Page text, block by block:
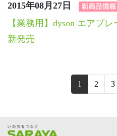
2015年08月27日
【業務用】dyson エアブ
新発売
1 （現在位
2 3